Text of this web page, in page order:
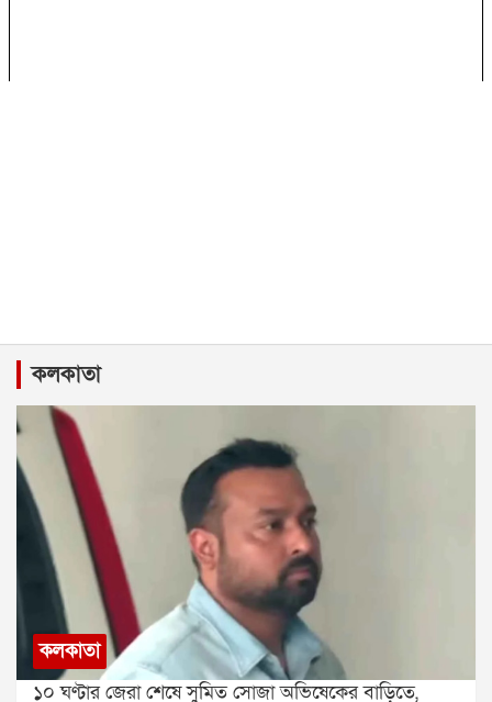
কলকাতা
কলকাতা
১০ ঘণ্টার জেরা শেষে সুমিত সোজা অভিষেকের বাড়িতে,